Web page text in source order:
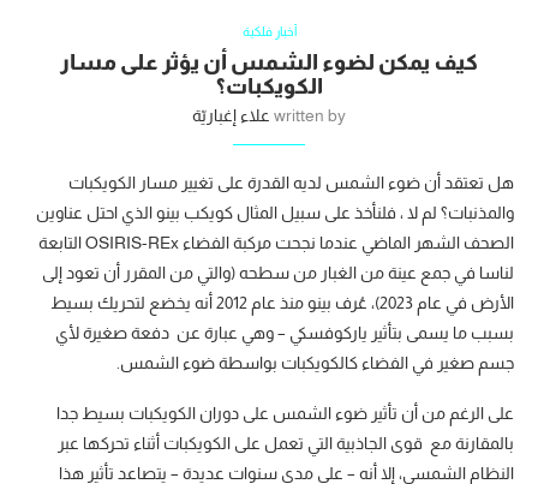
أخبار فلكية
كيف يمكن لضوء الشمس أن يؤثر على مسار
الكويكبات؟
written by علاء إغباريّة
هل تعتقد أن ضوء الشمس لديه القدرة على تغيير مسار الكويكبات
والمذنبات؟ لم لا ، فلنأخذ على سبيل المثال كويكب بينو الذي احتل عناوين
الصحف الشهر الماضي عندما نجحت مركبة الفضاء OSIRIS-REx التابعة
لناسا في جمع عينة من الغبار من سطحه (والتي من المقرر أن تعود إلى
الأرض في عام 2023)، عُرف بينو منذ عام 2012 أنه يخضع لتحريك بسيط
بسبب ما يسمى بتأثير ياركوفسكي – وهي عبارة عن دفعة صغيرة لأي
جسم صغير في الفضاء كالكويكبات بواسطة ضوء الشمس.
على الرغم من أن تأثير ضوء الشمس على دوران الكويكبات بسيط جدا
بالمقارنة مع قوى الجاذبية التي تعمل على الكويكبات أثناء تحركها عبر
النظام الشمسي، إلا أنه – على مدى سنوات عديدة – يتصاعد تأثير هذا